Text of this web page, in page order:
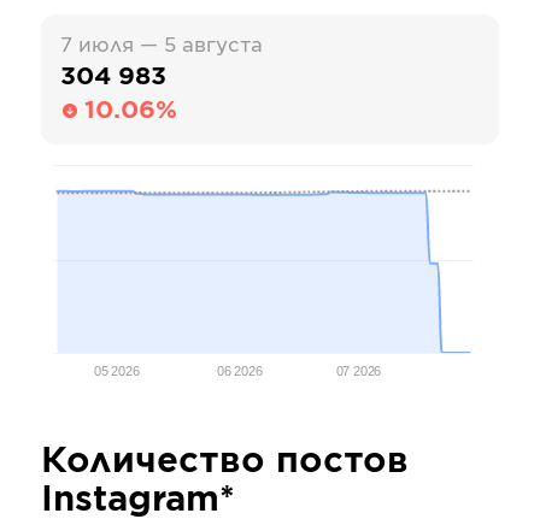
7 июля — 5 августа
304 983
10.06%
05 2026 06 2026 07 2026
Количество постов
Instagram*